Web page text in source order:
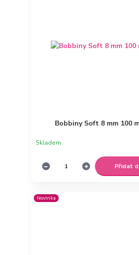
Bobbiny Soft 8 mm 100
Skladem
Přidat
Novinka